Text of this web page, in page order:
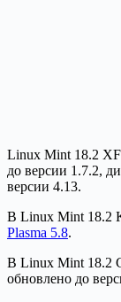
Linux Mint 18.2
до версии 1.7.2,
версии 4.13.
В Linux Mint 18.2
Plasma 5.8.
В Linux Mint 18.2
обновлено до